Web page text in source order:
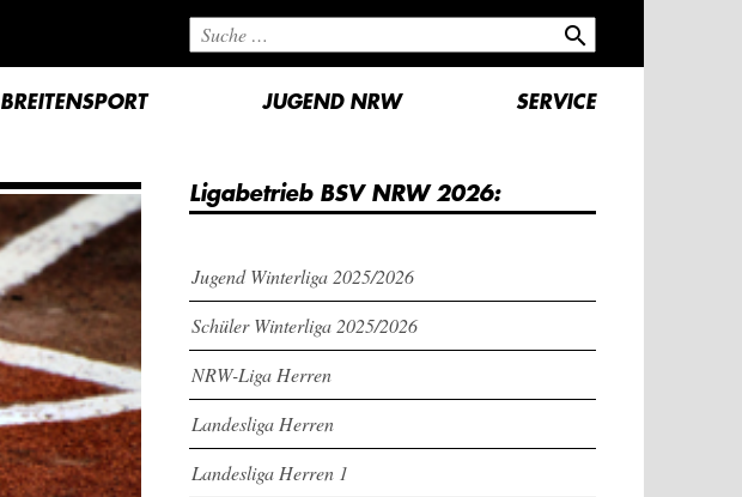
search
BREITENSPORT JUGEND NRW SERVICE
Ligabetrieb BSV NRW 2026:
Jugend Winterliga 2025/2026
Schüler Winterliga 2025/2026
NRW-Liga Herren
Landesliga Herren
Landesliga Herren 1